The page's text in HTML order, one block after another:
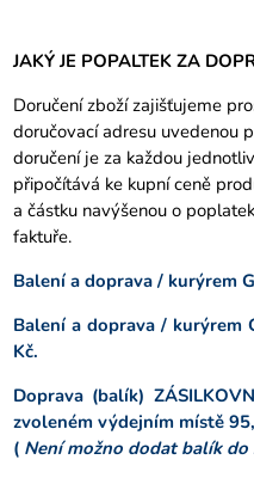
JAKÝ JE POPALTEK ZA
Doručení zboží zajišťujeme
doručovací adresu uvedenou
doručení je za každou
připočítává ke kupní ceně
a částku navýšenou o
faktuře.
Balení a doprava / kurýrem
Balení a doprava / kurýrem
Kč.
Doprava (balík)
zvoleném výdejním místě
( Není možno dodat balík do